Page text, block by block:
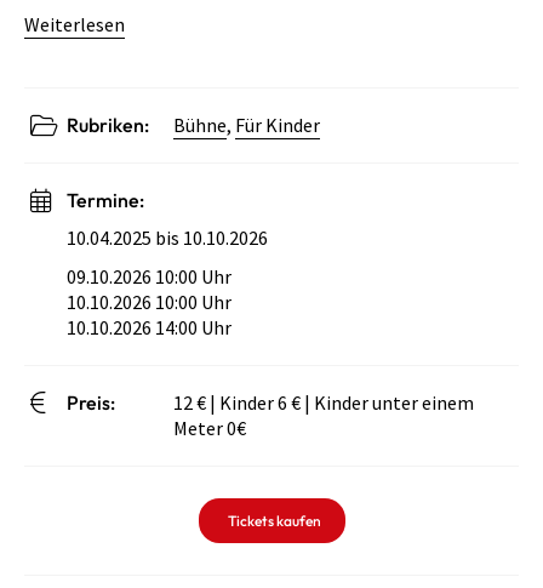
Weiterlesen
Rubriken: Bühne, Für Kinder
Termine:
10.04.2025 bis 10.10.2026
09.10.2026 10:00 Uhr
10.10.2026 10:00 Uhr
10.10.2026 14:00 Uhr
Preis:
12 € | Kinder 6 € | Kinder unter einem
Meter 0€
Tickets kaufen